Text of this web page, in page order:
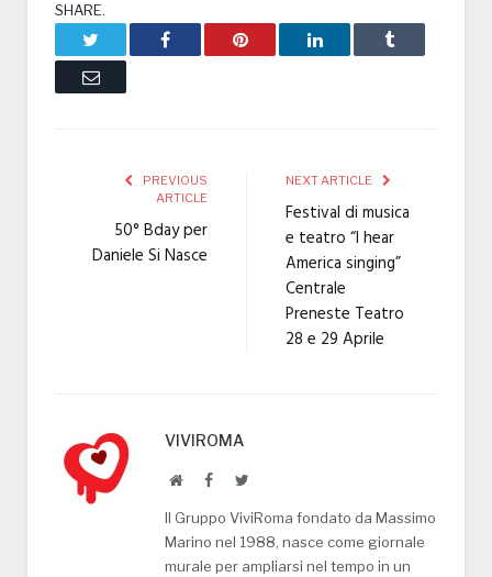
SHARE.
Facebook Pinterest LinkedIn Tumblr
Email
PREVIOUS
ARTICLE
50° Bday per
Daniele Si Nasce
NEXT ARTICLE
Festival di musica
e teatro “I hear
America singing”
Centrale
Preneste Teatro
28 e 29 Aprile
VIVIROMA
WebsiteFacebookTwitter
Il Gruppo ViviRoma fondato da Massimo
Marino nel 1988, nasce come giornale
murale per ampliarsi nel tempo in un